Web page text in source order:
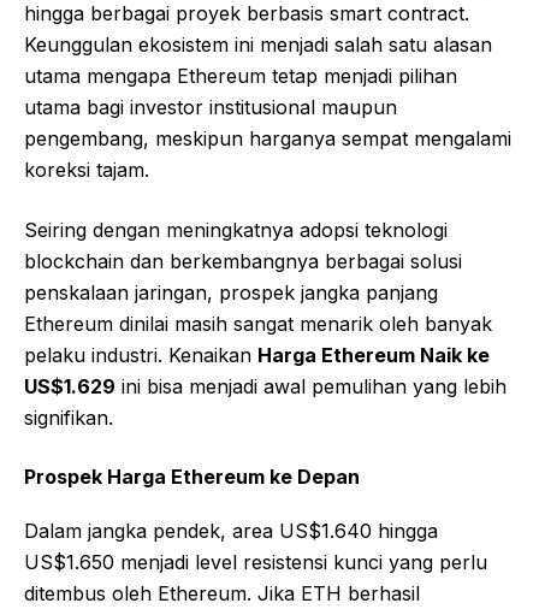
hingga berbagai proyek berbasis smart contract.
Keunggulan ekosistem ini menjadi salah satu alasan
utama mengapa Ethereum tetap menjadi pilihan
utama bagi investor institusional maupun
pengembang, meskipun harganya sempat mengalami
koreksi tajam.
Seiring dengan meningkatnya adopsi teknologi
blockchain dan berkembangnya berbagai solusi
penskalaan jaringan, prospek jangka panjang
Ethereum dinilai masih sangat menarik oleh banyak
pelaku industri. Kenaikan Harga Ethereum Naik ke
US$1.629 ini bisa menjadi awal pemulihan yang lebih
signifikan.
Prospek Harga Ethereum ke Depan
Dalam jangka pendek, area US$1.640 hingga
US$1.650 menjadi level resistensi kunci yang perlu
ditembus oleh Ethereum. Jika ETH berhasil